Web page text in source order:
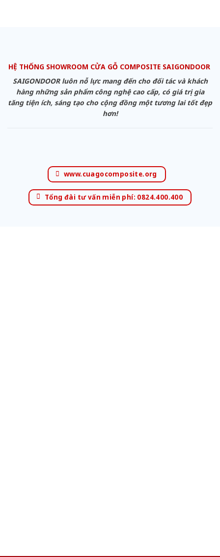
HỆ THỐNG SHOWROOM CỬA GỖ COMPOSITE SAIGONDOOR
SAIGONDOOR luôn nỗ lực mang đến cho đối tác và khách
hàng những sản phẩm công nghệ cao cấp, có giá trị gia
tăng tiện ích, sáng tạo cho cộng đồng một tương lai tốt đẹp
hơn!
www.cuagocomposite.org
Tổng đài tư vấn miễn phí: 0824.400.400